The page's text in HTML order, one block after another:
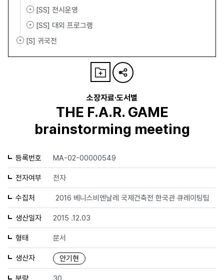
[SS] 전시운영
[SS] 대외 프로그램
[S] 귀국전
소장자료·도서별
THE F.A.R. GAME
brainstorming meeting
등록번호 MA-02-00000549
전자여부 전자
수집처 2016 베니스비엔날레 국제건축전 한국관 큐레이팅팀
생산일자 2015 .12.03
형태 문서
생산자 안기현